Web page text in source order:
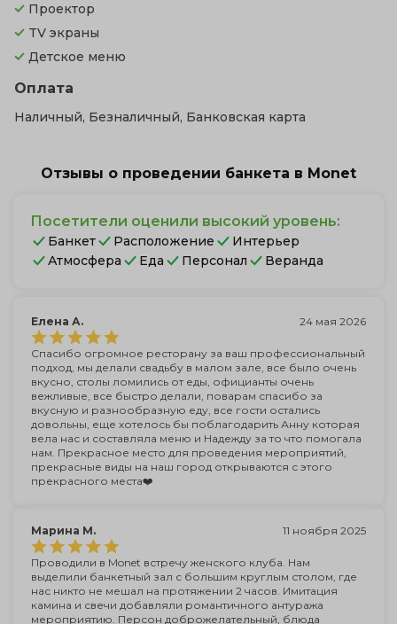
Проектор
TV экраны
Детское меню
Оплата
Наличный, Безналичный, Банковская карта
Отзывы о проведении банкета в Monet
Посетители оценили высокий уровень:
Банкет Расположение
Интерьер
Атмосфера
Еда Персонал Веранда
Елена А. 24 мая 2026
Спасибо огромное ресторану за ваш профессиональный
подход, мы делали свадьбу в малом зале, все было очень
вкусно, столы ломились от еды, официанты очень
вежливые, все быстро делали, поварам спасибо за
вкусную и разнообразную еду, все гости остались
довольны, еще хотелось бы поблагодарить Анну которая
вела нас и составляла меню и Надежду за то что помогала
нам. Прекрасное место для проведения мероприятий,
прекрасные виды на наш город открываются с этого
прекрасного места❤️
Марина М. 11 ноября 2025
Проводили в Monet встречу женского клуба. Нам
выделили банкетный зал с большим круглым столом, где
нас никто не мешал на протяжении 2 часов. Имитация
камина и свечи добавляли романтичного антуража
мероприятию. Персон доброжелательный, блюда